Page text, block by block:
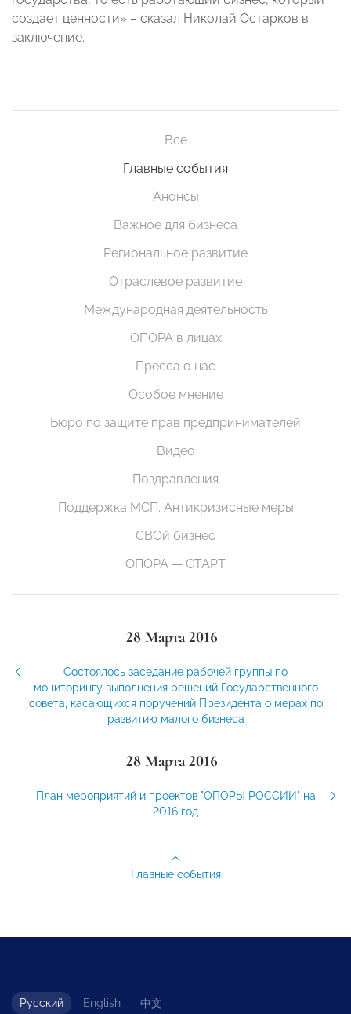
создает ценности» – сказал Николай Остарков в
заключение.
Все
Главные события
Анонсы
Важное для бизнеса
Региональное развитие
Отраслевое развитие
Международная деятельность
ОПОРА в лицах
Пресса о нас
Особое мнение
Бюро по защите прав предпринимателей
Видео
Поздравления
Поддержка МСП. Антикризисные меры
СВОй бизнес
ОПОРА — СТАРТ
28 Марта 2016
Состоялось заседание рабочей группы по
мониторингу выполнения решений Государственного
совета, касающихся поручений Президента о мерах по
развитию малого бизнеса
28 Марта 2016
План мероприятий и проектов "ОПОРЫ РОССИИ" на
2016 год
Главные события
Русский English 中文